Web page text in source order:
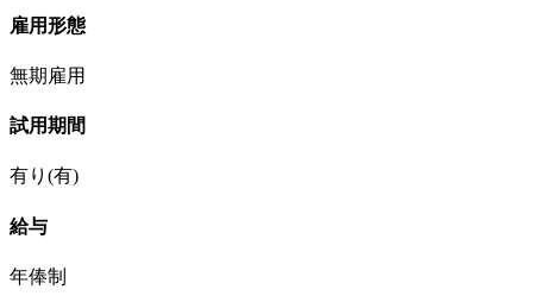
雇用形態
無期雇用
試用期間
有り(有)
給与
年俸制